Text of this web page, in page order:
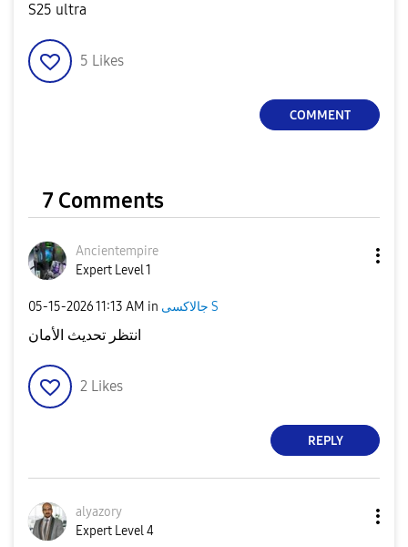
S25 ultra
5 Likes
COMMENT
7 Comments
Ancientempire
Expert Level 1
‎05-15-202611:13 AM in جالاكسى S
انتظر تحديث الأمان
2 Likes
REPLY
alyazory
Expert Level 4